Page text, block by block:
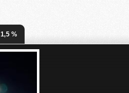
1,5 %